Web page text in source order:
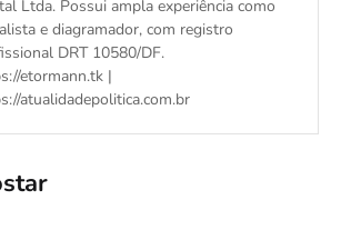
Ltda. Possui ampla experiência como
e diagramador, com registro
DRT 10580/DF.
etormann.tk |
atualidadepolitica.com.br